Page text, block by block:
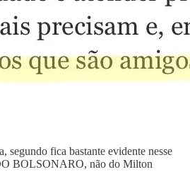
segundo fica bastante evidente nesse
BOLSONARO, não do Milton